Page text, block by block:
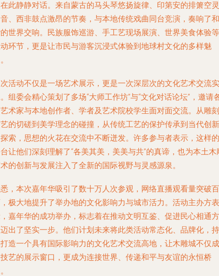
此静静对话。来自蒙古的马头琴悠扬旋律、印第安的排箫空灵
、西非鼓点激昂的节奏，与本地传统戏曲同台竞演，奏响了和
世界交响。民族服饰巡游、手工艺现场展演、世界美食体验等
环节，更是让市民与游客沉浸式体验到地球村文化的多样魅
活动不仅是一场艺术展示，更是一次深层次的文化艺术交流实
组委会精心策划了多场“大师工作坊”与“文化对话论坛”，邀请
术家与本地创作者、学者及艺术院校学生面对面交流。从雕刻
的切磋到美学理念的碰撞，从传统工艺的保护传承到当代创新
索，思想的火花在交流中不断迸发。许多参与者表示，这样的
让他们深刻理解了“各美其美，美美与共”的真谛，也为本土木
的创新与发展注入了全新的国际视野与灵感源泉。
，本次嘉年华吸引了数十万人次参观，网络直播观看量突破百
极大地提升了举办地的文化影响力与城市活力。活动主办方表
嘉年华的成功举办，标志着在推动文明互鉴、促进民心相通方
出了坚实一步。他们计划未来将此类活动常态化、品牌化，持
造一个具有国际影响力的文化艺术交流高地，让木雕城不仅成
艺的展示窗口，更成为连接世界、传递和平与友谊的永恒桥